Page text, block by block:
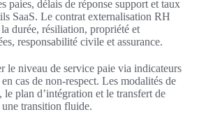
paies, délais de réponse support et taux
SaaS. Le contrat externalisation RH
durée, résiliation, propriété et
responsabilité civile et assurance.
le niveau de service paie via indicateurs
cas de non-respect. Les modalités de
le plan d’intégration et le transfert de
une transition fluide.